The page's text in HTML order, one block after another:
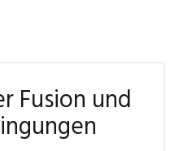
Fusion und